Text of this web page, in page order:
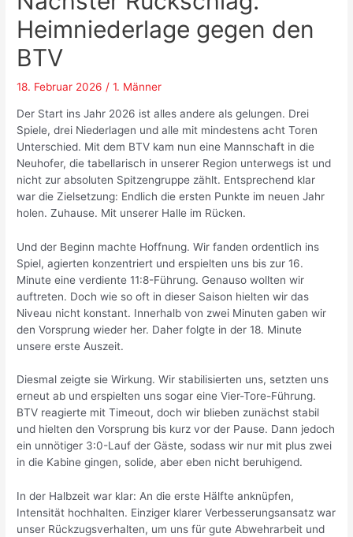
Heimniederlage gegen den
BTV
18. Februar 2026 /1. Männer
Der Start ins Jahr 2026 ist alles andere als gelungen. Drei
Spiele, drei Niederlagen und alle mit mindestens acht Toren
Unterschied. Mit dem BTV kam nun eine Mannschaft in die
Neuhofer, die tabellarisch in unserer Region unterwegs ist und
nicht zur absoluten Spitzengruppe zählt. Entsprechend klar
war die Zielsetzung: Endlich die ersten Punkte im neuen Jahr
holen. Zuhause. Mit unserer Halle im Rücken.
Und der Beginn machte Hoffnung. Wir fanden ordentlich ins
Spiel, agierten konzentriert und erspielten uns bis zur 16.
Minute eine verdiente 11:8-Führung. Genauso wollten wir
auftreten. Doch wie so oft in dieser Saison hielten wir das
Niveau nicht konstant. Innerhalb von zwei Minuten gaben wir
den Vorsprung wieder her. Daher folgte in der 18. Minute
unsere erste Auszeit.
Diesmal zeigte sie Wirkung. Wir stabilisierten uns, setzten uns
erneut ab und erspielten uns sogar eine Vier-Tore-Führung.
BTV reagierte mit Timeout, doch wir blieben zunächst stabil
und hielten den Vorsprung bis kurz vor der Pause. Dann jedoch
ein unnötiger 3:0-Lauf der Gäste, sodass wir nur mit plus zwei
in die Kabine gingen, solide, aber eben nicht beruhigend.
In der Halbzeit war klar: An die erste Hälfte anknüpfen,
Intensität hochhalten. Einziger klarer Verbesserungsansatz war
unser Rückzugsverhalten, um uns für gute Abwehrarbeit und